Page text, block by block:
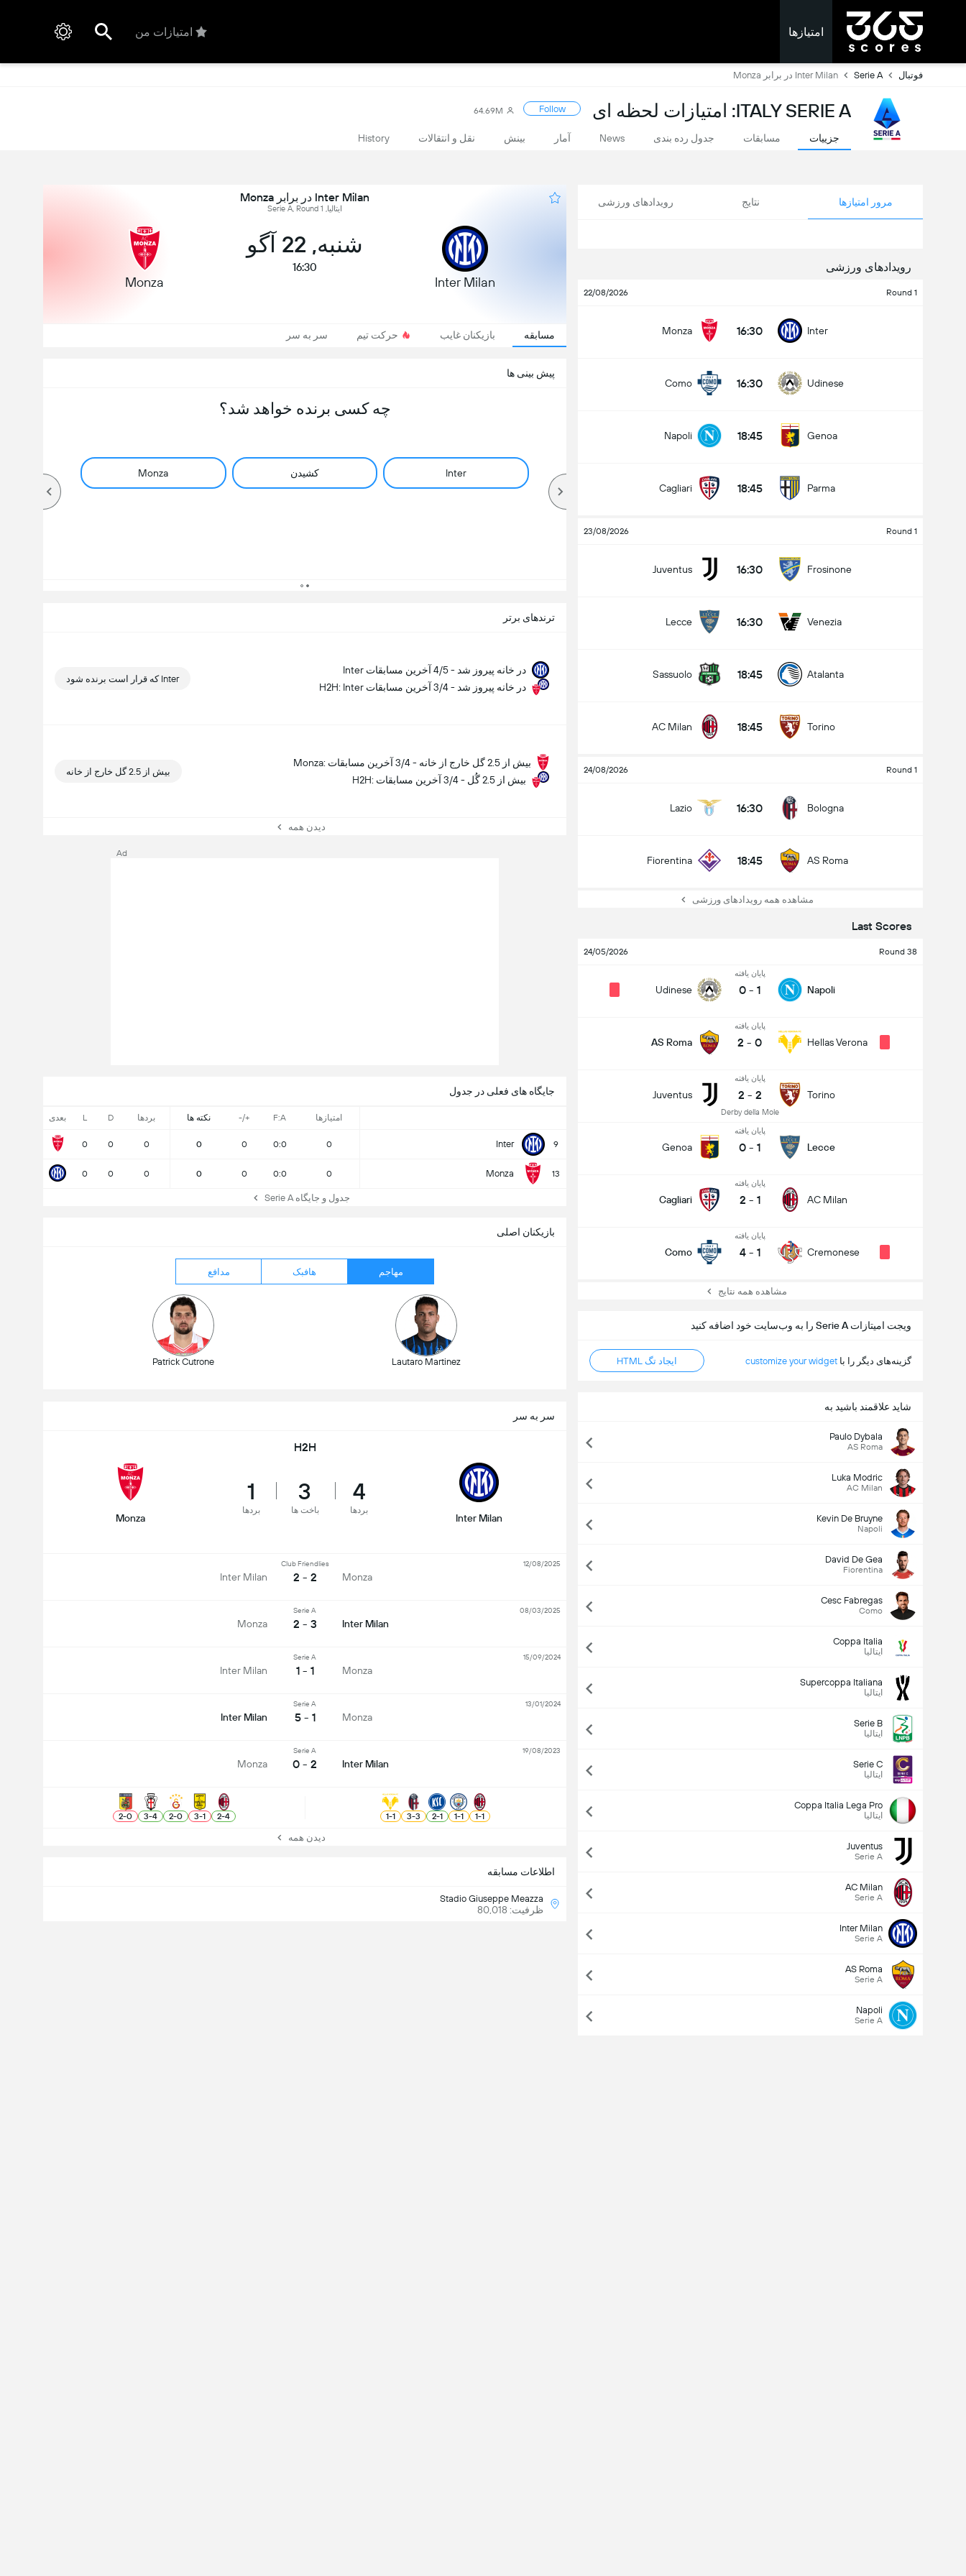
امتیازها امتیازات من
فوتبال Serie A Inter Milan در برابر Monza
ITALY SERIE A: امتیازات لحظه ای Follow
64.69M
جزییات مسابقات جدول رده بندی News آمار بینش نقل و انتقالات History
مرور امتیازها نتایج رویدادهای ورزشی
رویدادهای ورزشی
Round 1
22/08/2026
Inter
16:30
Monza
Udinese
16:30
Como
Genoa
18:45
Napoli
Parma
18:45
Cagliari
Round 1
23/08/2026
Frosinone
16:30
Juventus
Venezia
16:30
Lecce
Atalanta
18:45
Sassuolo
Torino
18:45
AC Milan
Round 1
24/08/2026
Bologna
16:30
Lazio
AS Roma
18:45
Fiorentina
مشاهده همه رویدادهای ورزشی
Last Scores
Round 38
24/05/2026
Napoli
پایان یافته
1
-
0
Udinese
Hellas Verona
پایان یافته
0
-
2
AS Roma
Torino
پایان یافته
2
-
2
Derby della Mole
Juventus
Lecce
پایان یافته
1
-
0
Genoa
AC Milan
پایان یافته
1
-
2
Cagliari
Cremonese
پایان یافته
1
-
4
Como
مشاهده همه نتایج
ویجت امیتازات Serie A را به وب‌سایت خود اضافه کنید
گزینه‌های دیگر را با customize your widget ایجاد تگ HTML
شاید علاقمند باشید به
Paulo Dybala
AS Roma
Luka Modric
AC Milan
Kevin De Bruyne
Napoli
David De Gea
Fiorentina
Cesc Fabregas
Como
Coppa Italia
ایتالیا
Supercoppa Italiana
ایتالیا
Serie B
ایتالیا
Serie C
ایتالیا
Coppa Italia Lega Pro
ایتالیا
Juventus
Serie A
AC Milan
Serie A
Inter Milan
Serie A
AS Roma
Serie A
Napoli
Serie A
Inter Milan در برابر Monza
ایتالیا, Serie A, Round 1
Inter Milan
شنبه, 22 آگو
16:30
Monza
مسابقه بازیکنان غایب حرکت تیم سر به سر
پیش بینی ها
چه کسی برنده خواهد شد؟
Inter کشیدن Monza
ترندهای برتر
Inter در خانه پیروز شد - 4/5 آخرین مسابقات
H2H: Inter در خانه پیروز شد - 3/4 آخرین مسابقات
Inter که قرار است برنده شود
Monza: بیش از 2.5 گل خارج از خانه - 3/4 آخرین مسابقات
H2H: بیش از 2.5 گُل - 3/4 آخرین مسابقات
بیش از 2.5 گل خارج از خانه
دیدن همه
جایگاه های فعلی در جدول
امتیازها F:A
+/- نکته ها بردها D
L بعدی
9
Inter
0
0:0
0
0
0
0
0
13
Monza
0
0:0
0
0
0
0
0
جدول و جایگاه Serie A
بازیکنان اصلی
مهاجم هافبک مدافع
Lautaro Martinez
Patrick Cutrone
اطلاعات مسابقه
Stadio Giuseppe Meazza
ظرفیت: 80,018
سر به سر
H2H
Inter Milan
4
بردها
3
باخت ها
1
بردها
Monza
Monza
Club Friendlies
2 - 2
Inter Milan
12/08/2025
Inter Milan
Serie A
3 - 2
Monza
08/03/2025
Monza
Serie A
1 - 1
Inter Milan
15/09/2024
Monza
Serie A
1 - 5
Inter Milan
13/01/2024
Inter Milan
Serie A
2 - 0
Monza
19/08/2023
1
-
1
1
-
1
1
-
2
3
-
3
1
-
1
4
-
2
1
-
3
0
-
2
4
-
3
0
-
2
دیدن همه
Ad